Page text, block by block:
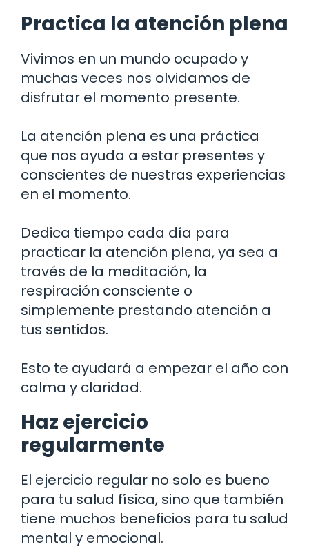
Practica la atención plena
Vivimos en un mundo ocupado y
muchas veces nos olvidamos de
disfrutar el momento presente.
La atención plena es una práctica
que nos ayuda a estar presentes y
conscientes de nuestras experiencias
en el momento.
Dedica tiempo cada día para
practicar la atención plena, ya sea a
través de la meditación, la
respiración consciente o
simplemente prestando atención a
tus sentidos.
Esto te ayudará a empezar el año con
calma y claridad.
Haz ejercicio
regularmente
El ejercicio regular no solo es bueno
para tu salud física, sino que también
tiene muchos beneficios para tu salud
mental y emocional.